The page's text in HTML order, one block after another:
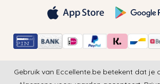
Gebruik van Eccellente.be betekent dat je